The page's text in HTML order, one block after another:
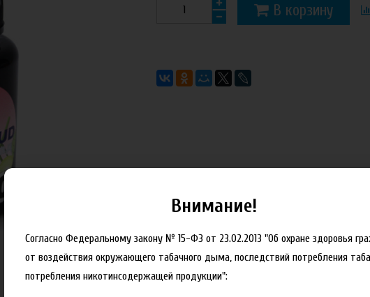
В корзину
Внимание!
Согласно Федеральному закону № 15-ФЗ от 23.02.2013 "Об охране здоровья
от воздействия окружающего табачного дыма, последствий потребления
потребления никотинсодержащей продукции":